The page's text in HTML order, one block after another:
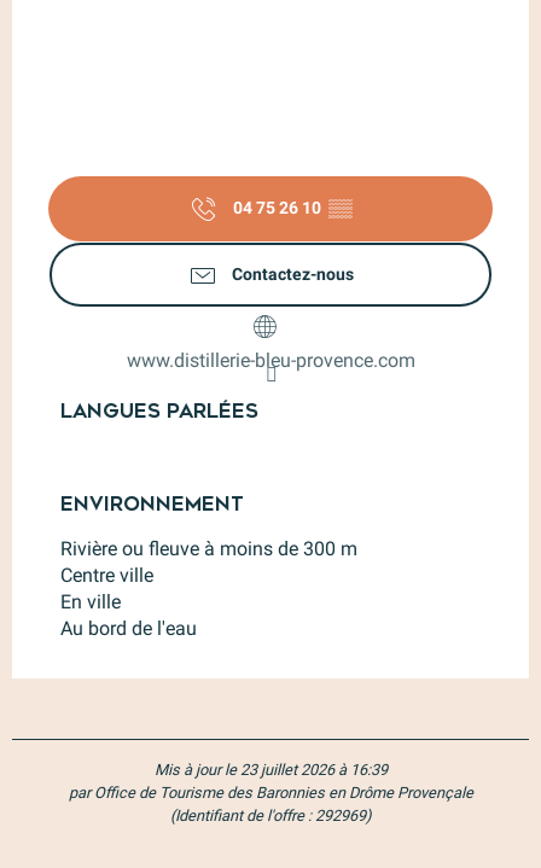
04 75 26 10 ▒▒
Contactez-nous
www.distillerie-bleu-provence.com
Langues parlées
Langues parlées
Environnement
Environnement
Rivière ou fleuve à moins de 300 m
Centre ville
En ville
Au bord de l'eau
Mis à jour le 23 juillet 2026 à 16:39
par Office de Tourisme des Baronnies en Drôme Provençale
(Identifiant de l'offre :292969)